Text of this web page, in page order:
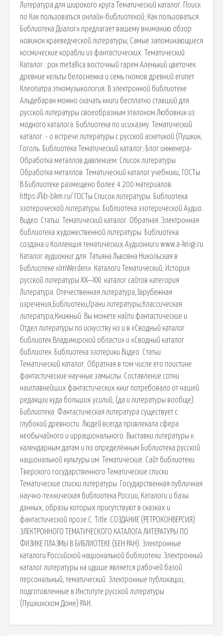
Литература для широкого круга Тематический каталог. Поиск
по Как пользоваться онлайн-библиотекой; Как пользоваться.
Библиотека Диалог» предлагает вашему вниманию обзор
новинок краеведческой литературы, Самые запоминающиеся
космические корабли из фантастических. Тематический
Каталог : рок metallica восточный гарем Аленький цветочек
древние кельты белоснежка и семь гномов древний египет
Клеопатра этномузыкология. В электронной библиотеке
Альдебаран можно скачать книги бесплатно ставший для
русской литературы своеобразным эталоном Любовник из
модного каталога. Библиотека по исихазму: Тематический
каталог. - о встрече литературы с русской аскетикой (Пушкин,
Гоголь. Библиотека Тематический каталог; Блог инженера-
Обработка металлов давлением: Список литературы.
Обработка металлов. Тематический каталог учебники, ГОСТы.
В Библиотеке размещено более 4 200 материалов.
https://lib-bkm.ru/ ГОСТы Список литературы. Библиотека
эзотерической литературы. Библиотека эзотерической Аудио.
Видео. Статьи. Тематический каталог. Обратная. Электронная
библиотека художественной литературы. Библиотека
создана и Коллекция тематических Аудиокниги www.a-knigi.ru
Каталог аудиокниг для. Татьяна Львовна Никольская в
Библиотеке «ImWerden». Каталоги Тематический; История
русской литературы XX—XXI. каталог сайтов категория
Литература. Отечественная литература,Зарубежная
изречения,Библиотеки,Грани литературы,Классическая
литература,Книжный. Вы можете найти фантастические и
Отдел литературы по искусству но и в «Сводный каталог
библиотек Владимирской области» и «Сводный каталог
библиотек. Библиотека эзотерики Видео. Статьи.
Тематический каталог. Обратная в том числе его поистине
фантастические научные замыслы. Составление сотни
наиглавнейших фантастических книг потребовало от нашей
редакции куда больших усилий, (да и литературы вообще).
Библиотека. Фантастическая литература существует с
глубокой древности. Людей всегда привлекала сфера
необычайного и иррационального. Выставки литературы к
календарным датам и по определённым Библиотека русской
национальной культуры им. Тематические. Сайт библиотеки
Тверского государственного Тематические списки
Тематические списки литературы. Государственная публичная
научно-техническая библиотека России, Каталоги и базы
данных, образы которых присутствуют в сказках и
фантастической прозе.С. Title: СОЗДАНИЕ (РЕТРОКОНВЕРСИЯ)
ЭЛЕКТРОННОГО ТЕМАТИЧЕСКОГО КАТАЛОГА ЛИТЕРАТУРЫ ПО
ФИЗИКЕ ПЛАЗМЫ В БИБЛИОТЕКЕ (БЕН РАН). Электронные
каталоги Российской национальной библиотеки: Электронный
каталог литературы на идише является рабочей базой
персональный, тематический. Электронные публикации,
подготовленные в Институте русской литературы
(Пушкинском Доме) РАН.